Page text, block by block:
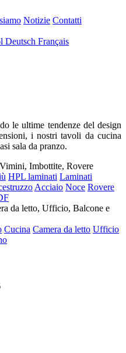
Notizie Contatti
Deutsch Français
le ultime tendenze del design
i nostri tavoli da cucina
sala da pranzo.
Imbottite, Rovere
HPL laminati Laminati
Acciaio Noce Rovere
da letto, Ufficio, Balcone e
Cucina Camera da letto Ufficio